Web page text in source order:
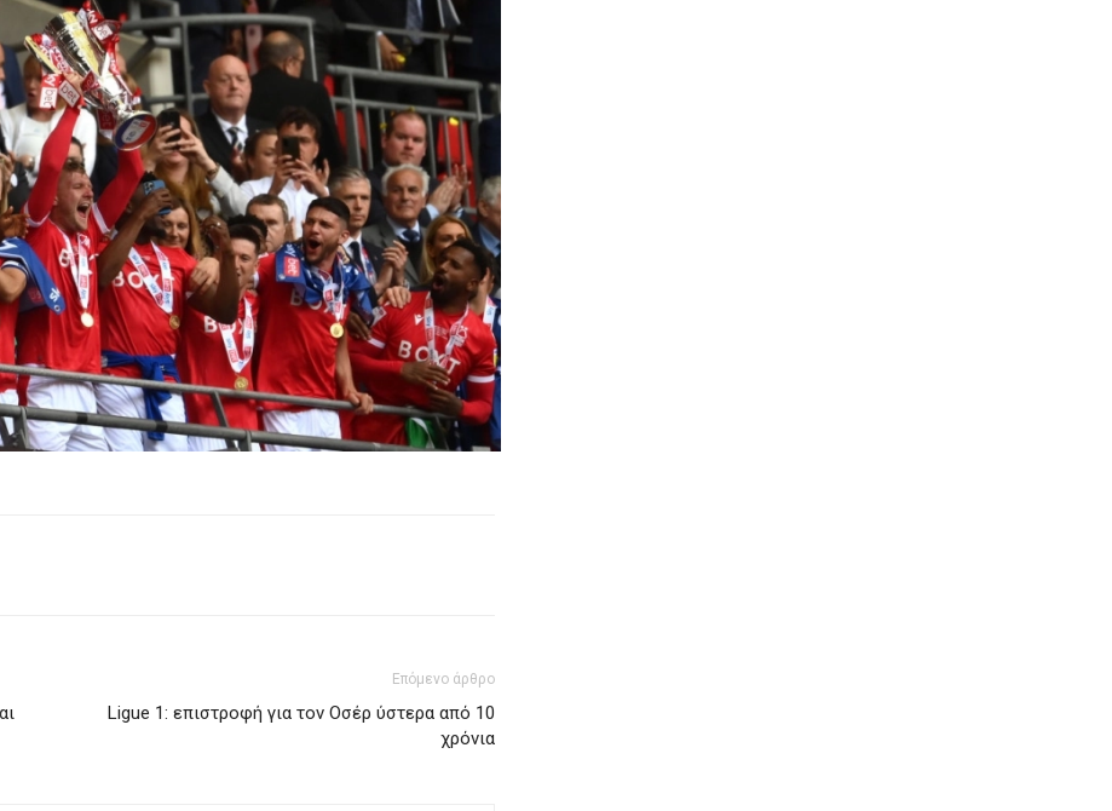
Επόμενο άρθρο
Ligue 1: επιστροφή για τον Οσέρ ύστερα από 10
χρόνια